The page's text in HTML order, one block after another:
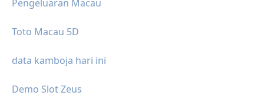
Pengeluaran Macau
Toto Macau 5D
data kamboja hari ini
Demo Slot Zeus